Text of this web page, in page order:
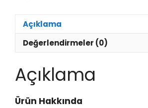
Açıklama
Değerlendirmeler (0)
Açıklama
Ürün Hakkında